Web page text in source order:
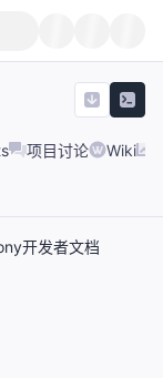
项目讨论 Wiki
开发者文档